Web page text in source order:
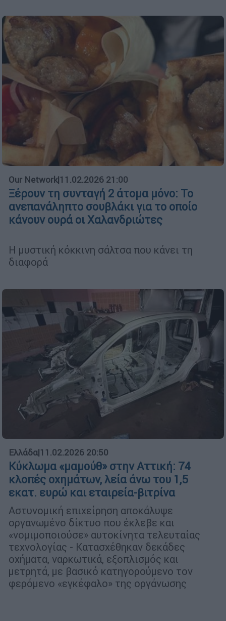
Our Network|11.02.2026 21:00
Ξέρουν τη συνταγή 2 άτομα μόνο: Το
ανεπανάληπτο σουβλάκι για το οποίο
κάνουν ουρά οι Χαλανδριώτες
Η μυστική κόκκινη σάλτσα που κάνει τη
διαφορά
Ελλάδα|11.02.2026 20:50
Κύκλωμα «μαμούθ» στην Αττική: 74
κλοπές οχημάτων, λεία άνω του 1,5
εκατ. ευρώ και εταιρεία-βιτρίνα
Αστυνομική επιχείρηση αποκάλυψε
οργανωμένο δίκτυο που έκλεβε και
«νομιμοποιούσε» αυτοκίνητα τελευταίας
τεχνολογίας - Κατασχέθηκαν δεκάδες
οχήματα, ναρκωτικά, εξοπλισμός και
μετρητά, με βασικό κατηγορούμενο τον
φερόμενο «εγκέφαλο» της οργάνωσης